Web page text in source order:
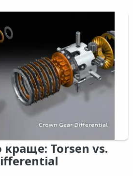
Torsen vs.